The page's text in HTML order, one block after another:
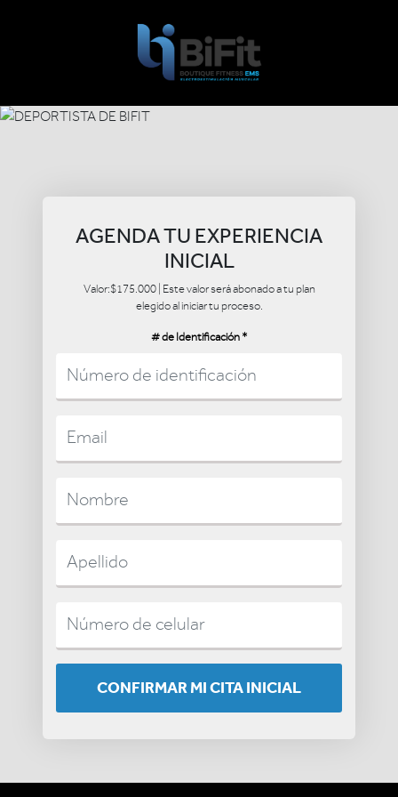
AGENDA TU EXPERIENCIA
INICIAL
Valor:$175.000 | Este valor será abonado a tu plan
elegido al iniciar tu proceso.
# de Identificación *
CONFIRMAR MI CITA INICIAL